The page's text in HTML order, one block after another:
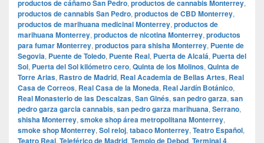
productos de cáñamo San Pedro, productos de cannabis Monterrey,
productos de cannabis San Pedro, productos de CBD Monterrey,
productos de marihuana medicinal Monterrey, productos de
marihuana Monterrey, productos de nicotina Monterrey, productos
para fumar Monterrey, productos para shisha Monterrey, Puente de
Segovia, Puente de Toledo, Puente Real, Puerta de Alcalá, Puerta del
Sol, Puerta del Sol kilómetro cero, Quinta de los Molinos, Quinta de
Torre Arias, Rastro de Madrid, Real Academia de Bellas Artes, Real
Casa de Correos, Real Casa de la Moneda, Real Jardín Botánico,
Real Monasterio de las Descalzas, San Ginés, san pedro garza, san
pedro garza garcia cannabis, san pedro garza marihuana, Serrano,
shisha Monterrey, smoke shop área metropolitana Monterrey,
smoke shop Monterrey, Sol reloj, tabaco Monterrey, Teatro Español,
Teatro Real, Teleférico de Madrid, Templo de Debod, Terminal 4,